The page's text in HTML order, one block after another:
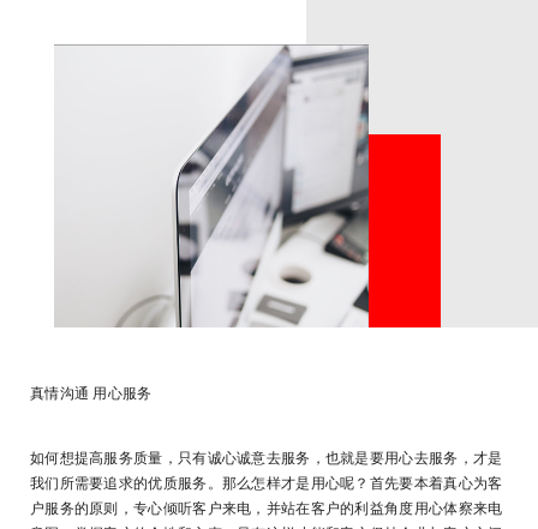
真情沟通 用心服务
如何想提高服务质量，只有诚心诚意去服务，也就是要用心去服务，才是
我们所需要追求的优质服务。那么怎样才是用心呢？首先要本着真心为客
户服务的原则，专心倾听客户来电，并站在客户的利益角度用心体察来电